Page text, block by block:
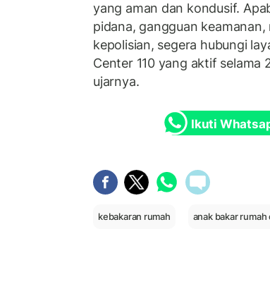
yang aman dan kondusif.
pidana, gangguan
kepolisian, segera hubungi
Center 110 yang aktif selama
ujarnya.
Ikuti
kebakaran rumah anak bakar rumah